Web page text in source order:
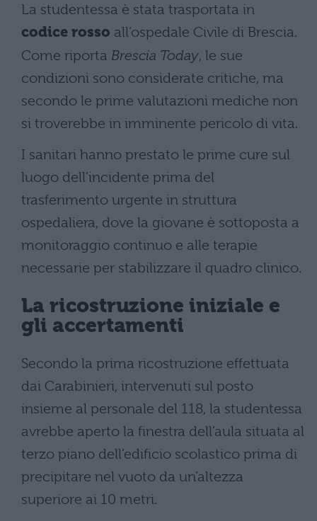
La studentessa è stata trasportata in
codice rosso all’ospedale Civile di Brescia.
Come riporta Brescia Today, le sue
condizioni sono considerate critiche, ma
secondo le prime valutazioni mediche non
si troverebbe in imminente pericolo di vita.
I sanitari hanno prestato le prime cure sul
luogo dell’incidente prima del
trasferimento urgente in struttura
ospedaliera, dove la giovane è sottoposta a
monitoraggio continuo e alle terapie
necessarie per stabilizzare il quadro clinico.
La ricostruzione iniziale e
gli accertamenti
Secondo la prima ricostruzione effettuata
dai Carabinieri, intervenuti sul posto
insieme al personale del 118, la studentessa
avrebbe aperto la finestra dell’aula situata al
terzo piano dell’edificio scolastico prima di
precipitare nel vuoto da un’altezza
superiore ai 10 metri.